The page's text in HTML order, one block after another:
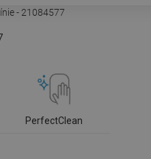
- 21084577
PerfectClean